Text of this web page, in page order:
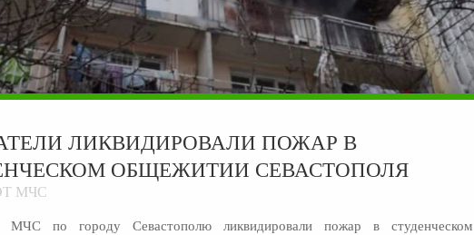
ЛИКВИДИРОВАЛИ ПОЖАР В
ОБЩЕЖИТИИ СЕВАСТОПОЛЯ
МЧС
МЧС по городу Севастополю ликвидировали пожар в студенческом